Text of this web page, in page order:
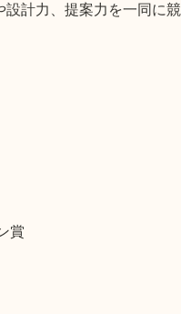
計力、提案力を一同に
賞